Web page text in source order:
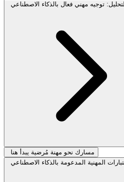
توجيه مهني فعال بالذكاء الاصطناعي
مسارك نحو مهنة مُرضية يبدأ هنا
المهنية المدعومة بالذكاء الاصطناعي